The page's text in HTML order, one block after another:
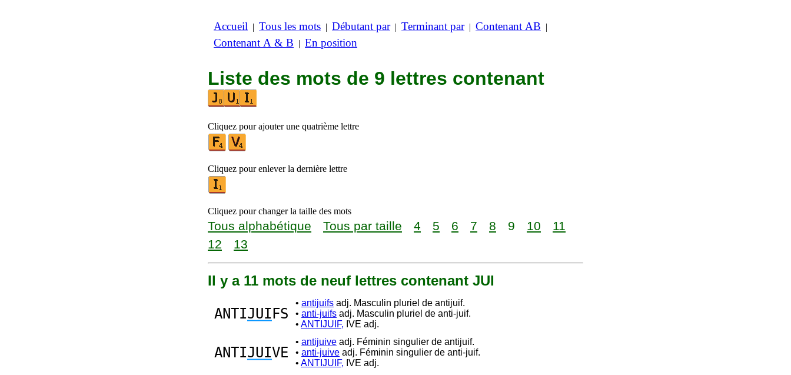
Accueil | Tous les mots | Débutant par| Terminant par| Contenant AB |
Contenant A & B | En position
Liste des mots de 9 lettres contenant
Cliquez pour ajouter une quatrième lettre
Cliquez pour enlever la dernière lettre
Cliquez pour changer la taille des mots
Tous alphabétique Tous par taille 4 5 6 7 8 9 10
11
12
13
Il y a 11 mots de neuf lettres contenant JUI
ANTIJUI FS
• antijuifs adj. Masculin pluriel de antijuif.
• anti-juifs adj. Masculin pluriel de anti-juif.
• ANTIJUIF, IVE adj.
ANTIJUIVE
• antijuive adj. Féminin singulier de antijuif.
• anti-juive adj. Féminin singulier de anti-juif.
• ANTIJUIF, IVE adj.